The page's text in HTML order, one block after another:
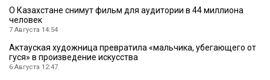
О Казахстане снимут фильм для аудитории в 44 миллиона
человек
7 Августа 14:54
Актауская художница превратила «мальчика, убегающего от
гуся» в произведение искусства
6 Августа 12:47